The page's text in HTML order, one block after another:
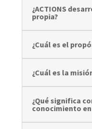
¿ACTIONS
propia?
¿Cuál es el
¿Cuál es la
¿Qué significa
conocimiento